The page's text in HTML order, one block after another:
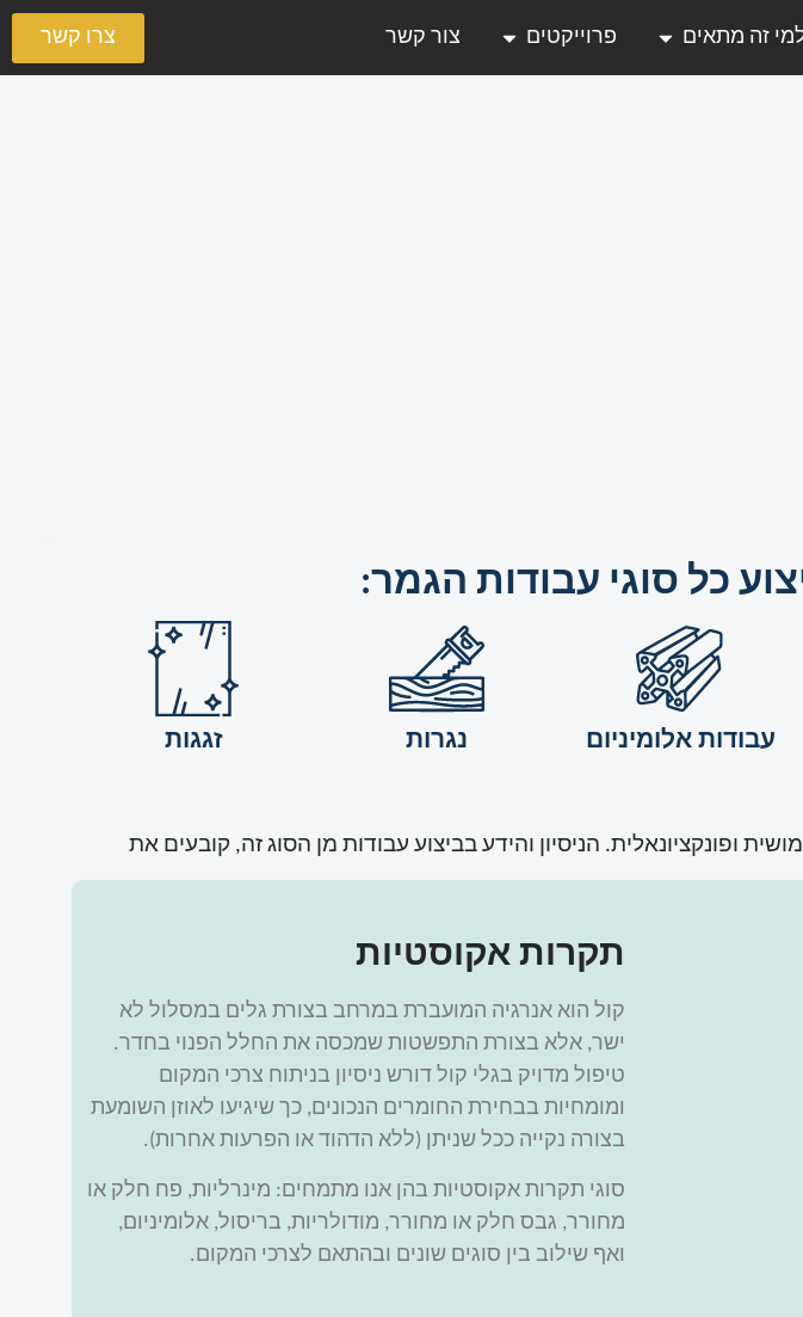
זה מתאים פרוייקטים צור קשר צרו קשר
כל סוגי עבודות הגמר:
עבודות אלומיניום נגרות זגגות
ופונקציונאלית. הניסיון והידע בביצוע עבודות מן הסוג זה, קובעים את
תקרות אקוסטיות
קול הוא אנרגיה המועברת במרחב בצורת גלים במסלול לא
ישר, אלא בצורת התפשטות שמכסה את החלל הפנוי בחדר.
טיפול מדויק בגלי קול דורש ניסיון בניתוח צרכי המקום
ומומחיות בבחירת החומרים הנכונים, כך שיגיעו לאוזן השומעת
בצורה נקייה ככל שניתן (ללא הדהוד או הפרעות אחרות).
סוגי תקרות אקוסטיות בהן אנו מתמחים: מינרליות, פח חלק או
מחורר, גבס חלק או מחורר, מודולריות, בריסול, אלומיניום,
ואף שילוב בין סוגים שונים ובהתאם לצרכי המקום.